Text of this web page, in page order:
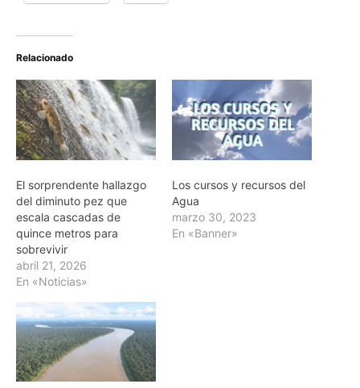
Relacionado
El sorprendente hallazgo
del diminuto pez que
escala cascadas de
quince metros para
sobrevivir
abril 21, 2026
En «Noticias»
Los cursos y recursos del
Agua
marzo 30, 2023
En «Banner»